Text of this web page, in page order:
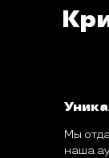
Мы
наша